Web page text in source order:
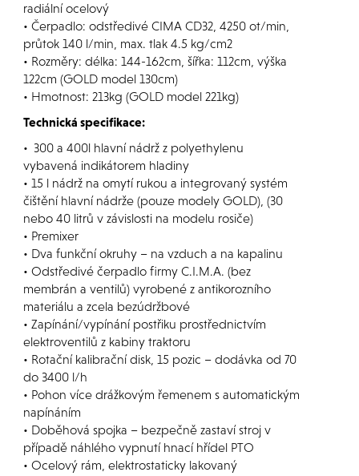
radiální ocelový
• Čerpadlo: odstředivé CIMA CD32, 4250 ot/min,
průtok 140 l/min, max. tlak 4.5 kg/cm2
• Rozměry: délka: 144-162cm, šířka: 112cm, výška
122cm (GOLD model 130cm)
• Hmotnost: 213kg (GOLD model 221kg)
Technická specifikace:
• 300 a 400l hlavní nádrž z polyethylenu
vybavená indikátorem hladiny
• 15 l nádrž na omytí rukou a integrovaný systém
čištění hlavní nádrže (pouze modely GOLD), (30
nebo 40 litrů v závislosti na modelu rosiče)
• Premixer
• Dva funkční okruhy – na vzduch a na kapalinu
• Odstředivé čerpadlo firmy C.I.M.A. (bez
membrán a ventilů) vyrobené z antikorozního
materiálu a zcela bezúdržbové
• Zapínání/vypínání postřiku prostřednictvím
elektroventilů z kabiny traktoru
• Rotační kalibrační disk, 15 pozic – dodávka od 70
do 3400 l/h
• Pohon více drážkovým řemenem s automatickým
napínáním
• Doběhová spojka – bezpečně zastaví stroj v
případě náhlého vypnutí hnací hřídel PTO
• Ocelový rám, elektrostaticky lakovaný